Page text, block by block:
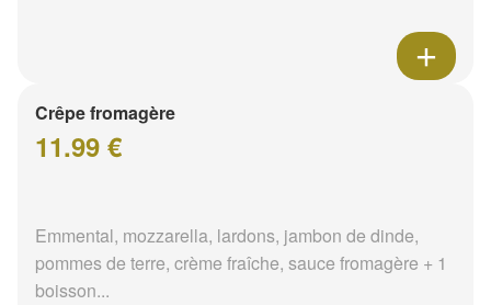
Crêpe fromagère
11.99 €
Emmental, mozzarella, lardons, jambon de dinde,
pommes de terre, crème fraîche, sauce fromagère + 1
boisson...